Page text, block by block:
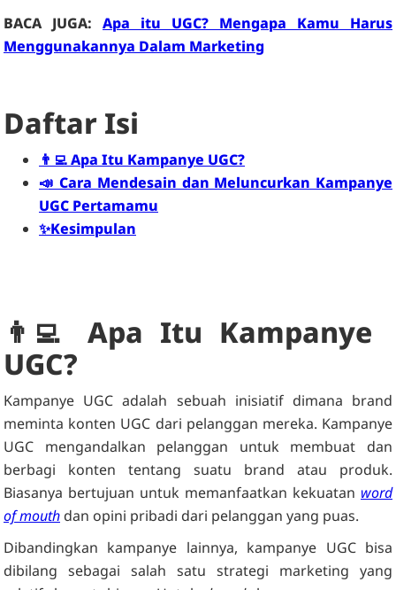
BACA JUGA: Apa itu UGC? Mengapa Kamu Harus
Menggunakannya Dalam Marketing
Daftar Isi
👨‍💻 Apa Itu Kampanye UGC?
📣 Cara Mendesain dan Meluncurkan Kampanye
UGC Pertamamu
✨Kesimpulan
👨‍💻 Apa Itu Kampanye
UGC?
Kampanye UGC adalah sebuah inisiatif dimana brand
meminta konten UGC dari pelanggan mereka. Kampanye
UGC mengandalkan pelanggan untuk membuat dan
berbagi konten tentang suatu brand atau produk.
Biasanya bertujuan untuk memanfaatkan kekuatan word
of mouth dan opini pribadi dari pelanggan yang puas.
Dibandingkan kampanye lainnya, kampanye UGC bisa
dibilang sebagai salah satu strategi marketing yang